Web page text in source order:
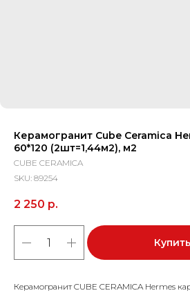
Керамогранит Cube Ceramica
60*120 (2шт=1,44м2), м2
CUBE CERAMICA
SKU: 89254
2 250 р.
Купить
Керамогранит CUBE CERAMICA Hermes